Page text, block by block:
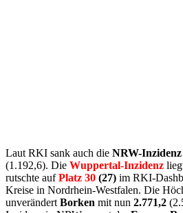
Laut RKI sank auch die NRW-Inzidenz
(1.192,6). Die Wuppertal-Inzidenz
rutschte aufPlatz 30 (27) im RKI-
Kreise in Nordrhein-Westfalen. Die
unverändert Borken mit nun 2.771,2